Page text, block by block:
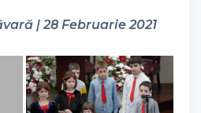
| 28 Februarie 2021